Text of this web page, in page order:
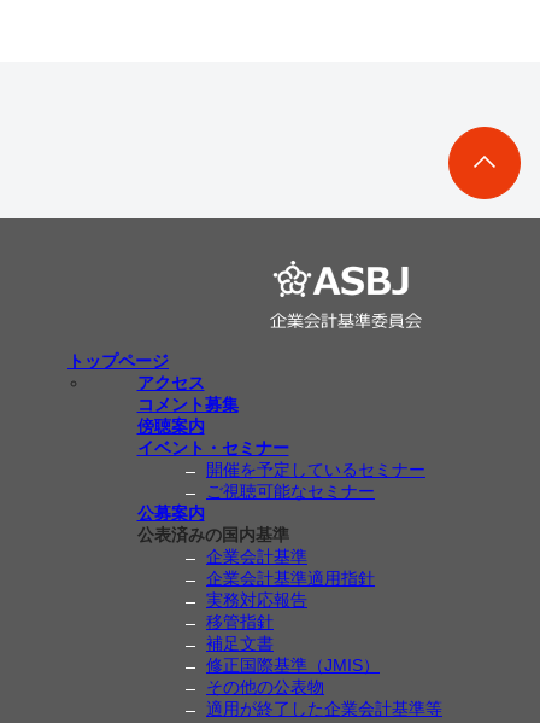
トップページ
アクセス
コメント募集
傍聴案内
イベント・セミナー
開催を予定しているセミナー
ご視聴可能なセミナー
公募案内
公表済みの国内基準
企業会計基準
企業会計基準適用指針
実務対応報告
移管指針
補足文書
修正国際基準（JMIS）
その他の公表物
適用が終了した企業会計基準等